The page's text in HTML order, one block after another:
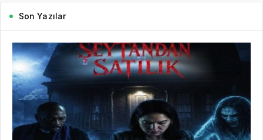
Son Yazılar